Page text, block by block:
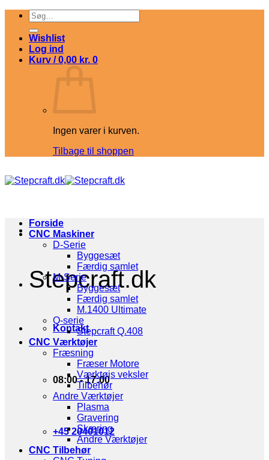
Fortsæt
indhold
Søg
efter:
Wishlist
Log ind
Kurv /0,00 kr. 0
Ingen varer i kurven.
Tilbage til shoppen
Stepcraft.dk
Kontakt
08:00 - 17:00
+45 20401012
Forside
CNC Maskiner
D-Serie
Byggesæt
Færdig samlet
M-Serie
Byggesæt
Færdig samlet
M.1400 Ultimate
Q-serie
Stepcraft Q.408
CNC Værktøjer
Fræsning
Fræser Motore
Værktøjs veksler
Tilbehør
Andre Værktøjer
Plasma
Gravering
Skæring
Andre Værktøjer
CNC Tilbehør